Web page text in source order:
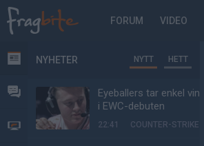
FORUM VIDEO
NYHETER
FORUM
VIDEO
NYHETER NYTT HETT
Eyeballers tar enkel vinst
i EWC-debuten
22:41 COUNTER-STRIKE